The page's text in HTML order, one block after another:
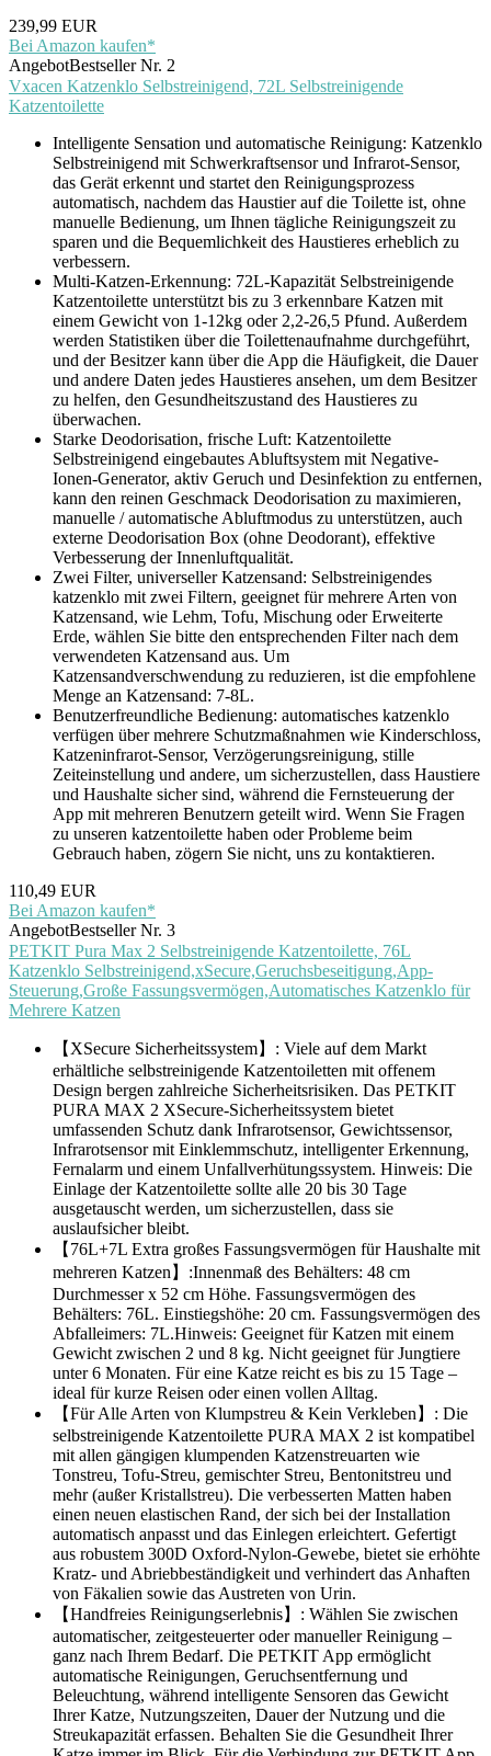
239,99 EUR
Bei Amazon kaufen*
AngebotBestseller Nr. 2
Vxacen Katzenklo Selbstreinigend, 72L Selbstreinigende
Katzentoilette
Intelligente Sensation und automatische Reinigung: Katzenklo
Selbstreinigend mit Schwerkraftsensor und Infrarot-Sensor,
das Gerät erkennt und startet den Reinigungsprozess
automatisch, nachdem das Haustier auf die Toilette ist, ohne
manuelle Bedienung, um Ihnen tägliche Reinigungszeit zu
sparen und die Bequemlichkeit des Haustieres erheblich zu
verbessern.
Multi-Katzen-Erkennung: 72L-Kapazität Selbstreinigende
Katzentoilette unterstützt bis zu 3 erkennbare Katzen mit
einem Gewicht von 1-12kg oder 2,2-26,5 Pfund. Außerdem
werden Statistiken über die Toilettenaufnahme durchgeführt,
und der Besitzer kann über die App die Häufigkeit, die Dauer
und andere Daten jedes Haustieres ansehen, um dem Besitzer
zu helfen, den Gesundheitszustand des Haustieres zu
überwachen.
Starke Deodorisation, frische Luft: Katzentoilette
Selbstreinigend eingebautes Abluftsystem mit Negative-
Ionen-Generator, aktiv Geruch und Desinfektion zu entfernen,
kann den reinen Geschmack Deodorisation zu maximieren,
manuelle / automatische Abluftmodus zu unterstützen, auch
externe Deodorisation Box (ohne Deodorant), effektive
Verbesserung der Innenluftqualität.
Zwei Filter, universeller Katzensand: Selbstreinigendes
katzenklo mit zwei Filtern, geeignet für mehrere Arten von
Katzensand, wie Lehm, Tofu, Mischung oder Erweiterte
Erde, wählen Sie bitte den entsprechenden Filter nach dem
verwendeten Katzensand aus. Um
Katzensandverschwendung zu reduzieren, ist die empfohlene
Menge an Katzensand: 7-8L.
Benutzerfreundliche Bedienung: automatisches katzenklo
verfügen über mehrere Schutzmaßnahmen wie Kinderschloss,
Katzeninfrarot-Sensor, Verzögerungsreinigung, stille
Zeiteinstellung und andere, um sicherzustellen, dass Haustiere
und Haushalte sicher sind, während die Fernsteuerung der
App mit mehreren Benutzern geteilt wird. Wenn Sie Fragen
zu unseren katzentoilette haben oder Probleme beim
Gebrauch haben, zögern Sie nicht, uns zu kontaktieren.
110,49 EUR
Bei Amazon kaufen*
AngebotBestseller Nr. 3
PETKIT Pura Max 2 Selbstreinigende Katzentoilette, 76L
Katzenklo Selbstreinigend,xSecure,Geruchsbeseitigung,App-
Steuerung,Große Fassungsvermögen,Automatisches Katzenklo für
Mehrere Katzen
【XSecure Sicherheitssystem】: Viele auf dem Markt
erhältliche selbstreinigende Katzentoiletten mit offenem
Design bergen zahlreiche Sicherheitsrisiken. Das PETKIT
PURA MAX 2 XSecure-Sicherheitssystem bietet
umfassenden Schutz dank Infrarotsensor, Gewichtssensor,
Infrarotsensor mit Einklemmschutz, intelligenter Erkennung,
Fernalarm und einem Unfallverhütungssystem. Hinweis: Die
Einlage der Katzentoilette sollte alle 20 bis 30 Tage
ausgetauscht werden, um sicherzustellen, dass sie
auslaufsicher bleibt.
【76L+7L Extra großes Fassungsvermögen für Haushalte mit
mehreren Katzen】:Innenmaß des Behälters: 48 cm
Durchmesser x 52 cm Höhe. Fassungsvermögen des
Behälters: 76L. Einstiegshöhe: 20 cm. Fassungsvermögen des
Abfalleimers: 7L.Hinweis: Geeignet für Katzen mit einem
Gewicht zwischen 2 und 8 kg. Nicht geeignet für Jungtiere
unter 6 Monaten. Für eine Katze reicht es bis zu 15 Tage –
ideal für kurze Reisen oder einen vollen Alltag.
【Für Alle Arten von Klumpstreu & Kein Verkleben】: Die
selbstreinigende Katzentoilette PURA MAX 2 ist kompatibel
mit allen gängigen klumpenden Katzenstreuarten wie
Tonstreu, Tofu-Streu, gemischter Streu, Bentonitstreu und
mehr (außer Kristallstreu). Die verbesserten Matten haben
einen neuen elastischen Rand, der sich bei der Installation
automatisch anpasst und das Einlegen erleichtert. Gefertigt
aus robustem 300D Oxford-Nylon-Gewebe, bietet sie erhöhte
Kratz- und Abriebbeständigkeit und verhindert das Anhaften
von Fäkalien sowie das Austreten von Urin.
【Handfreies Reinigungserlebnis】: Wählen Sie zwischen
automatischer, zeitgesteuerter oder manueller Reinigung –
ganz nach Ihrem Bedarf. Die PETKIT App ermöglicht
automatische Reinigungen, Geruchsentfernung und
Beleuchtung, während intelligente Sensoren das Gewicht
Ihrer Katze, Nutzungszeiten, Dauer der Nutzung und die
Streukapazität erfassen. Behalten Sie die Gesundheit Ihrer